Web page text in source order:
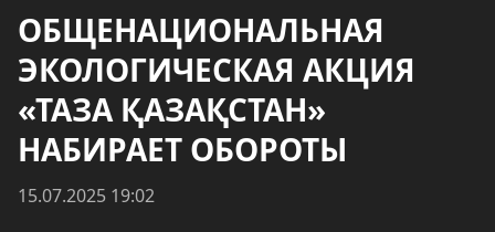
ОБЩЕНАЦИОНАЛЬНАЯ
ЭКОЛОГИЧЕСКАЯ АКЦИЯ
«ТАЗА ҚАЗАҚСТАН»
НАБИРАЕТ ОБОРОТЫ
15.07.2025 19:02